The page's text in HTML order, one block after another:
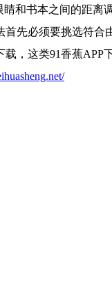
和书本之间的距离
先必须要挑选符合
，这类91香蕉